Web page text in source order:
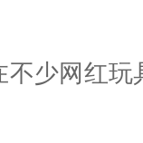
少网红玩